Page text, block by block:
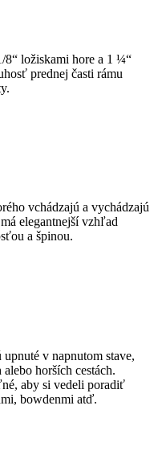
ložiskami hore a 1 ¼“
prednej časti rámu
vchádzajú a vychádzajú
elegantnejší vzhľad
a špinou.
v napnutom stave,
horších cestách.
aby si vedeli poradiť
bowdenmi atď.